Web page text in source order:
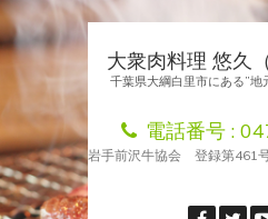
大衆肉料理 悠久
千葉県大綱白里市にある”地
電話番号 :
岩手前沢牛協会 登録第461